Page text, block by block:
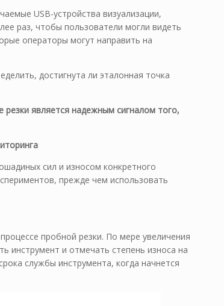
USB-устройства визуализации,
раз, чтобы пользователи могли видеть
операторы могут направить на
достигнута ли эталонная точка
является надежным сигналом того,
сил и износом конкретного
прежде чем использовать
пробной резки. По мере увеличения
инструмент и отмечать степень износа на
службы инструмента, когда начнется